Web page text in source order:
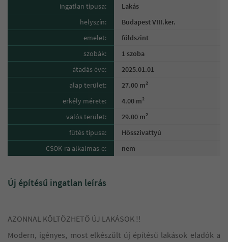
ingatlan típusa:
Lakás
helyszín:
Budapest VIII.ker.
emelet:
földszint
szobák:
1 szoba
átadás éve:
2025.01.01
alap terület:
27.00 m²
erkély mérete:
4.00 m²
valós terület:
29.00 m²
fűtés típusa:
Hősszivattyú
CSOK-ra alkalmas-e:
nem
Új építésű ingatlan leírás
AZONNAL KÖLTÖZHETŐ ÚJ LAKÁSOK !!
Modern, igényes, most elkészült új építésű lakások eladók a